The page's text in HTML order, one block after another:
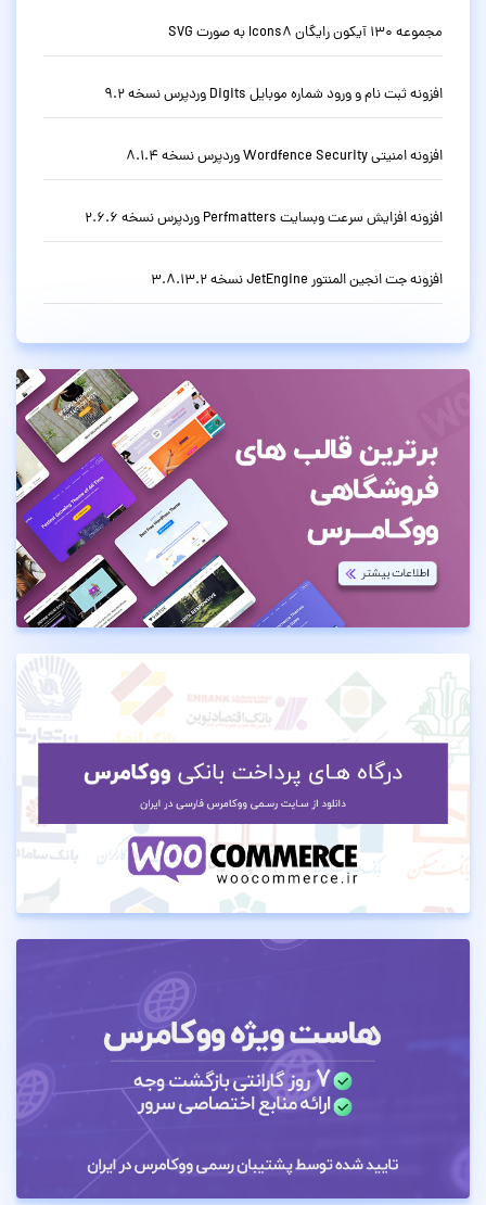
مجموعه 130 آیکون رایگان Icons8 به صورت SVG
افزونه ثبت نام و ورود شماره موبایل Digits وردپرس نسخه 9.2
افزونه امنیتی Wordfence Security وردپرس نسخه 8.1.4
افزونه افزایش سرعت وبسایت Perfmatters وردپرس نسخه 2.6.6
افزونه جت انجین المنتور JetEngine نسخه 3.8.13.2